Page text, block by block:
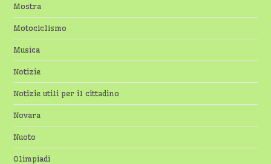
Mostra
Motociclismo
Musica
Notizie
Notizie utili per il cittadino
Novara
Nuoto
Olimpiadi